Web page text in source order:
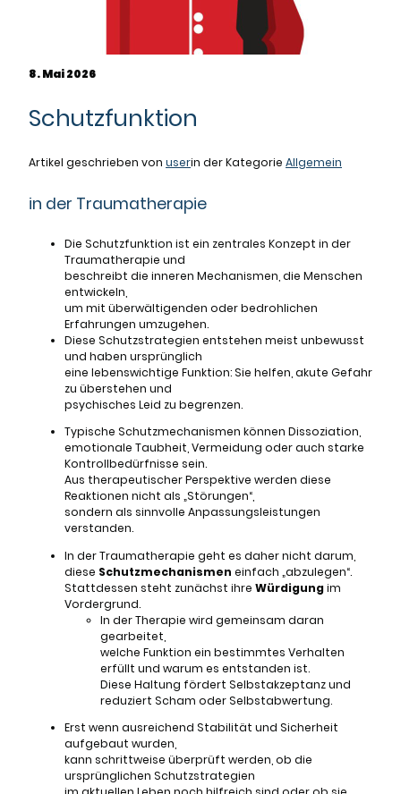
8. Mai 2026
Schutzfunktion
Artikel geschrieben von userin der Kategorie Allgemein
in der Traumatherapie
Die Schutzfunktion ist ein zentrales Konzept in der
Traumatherapie und
beschreibt die inneren Mechanismen, die Menschen
entwickeln,
um mit überwältigenden oder bedrohlichen
Erfahrungen umzugehen.
Diese Schutzstrategien entstehen meist unbewusst
und haben ursprünglich
eine lebenswichtige Funktion: Sie helfen, akute Gefahr
zu überstehen und
psychisches Leid zu begrenzen.
Typische Schutzmechanismen können Dissoziation,
emotionale Taubheit, Vermeidung oder auch starke
Kontrollbedürfnisse sein.
Aus therapeutischer Perspektive werden diese
Reaktionen nicht als „Störungen“,
sondern als sinnvolle Anpassungsleistungen
verstanden.
In der Traumatherapie geht es daher nicht darum,
diese Schutzmechanismen einfach „abzulegen“.
Stattdessen steht zunächst ihre Würdigungim
Vordergrund.
In der Therapie wird gemeinsam daran
gearbeitet,
welche Funktion ein bestimmtes Verhalten
erfüllt und warum es entstanden ist.
Diese Haltung fördert Selbstakzeptanz und
reduziert Scham oder Selbstabwertung.
Erst wenn ausreichend Stabilität und Sicherheit
aufgebaut wurden,
kann schrittweise überprüft werden, ob die
ursprünglichen Schutzstrategien